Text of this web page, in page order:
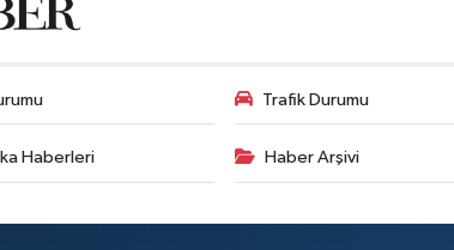
Trafik Durumu
Haberleri Haber Arşivi